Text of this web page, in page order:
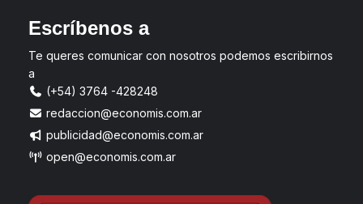
Escríbenos a
Te queres comunicar con nosotros podemos escribirnos
a
(+54) 3764 -428248
redaccion@economis.com.ar
publicidad@economis.com.ar
open@economis.com.ar